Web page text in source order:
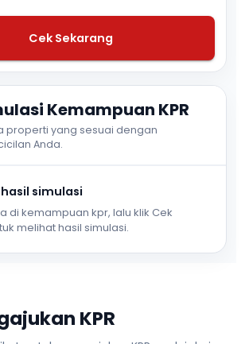
Cek Sekarang
Kemampuan KPR
properti yang sesuai dengan
Anda.
simulasi
di kemampuan kpr, lalu klik Cek
melihat hasil simulasi.
KPR